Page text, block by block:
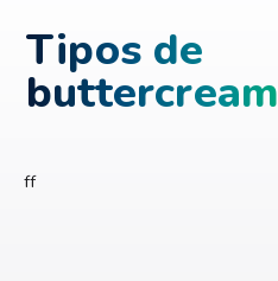
Tipos de
buttercream
ff